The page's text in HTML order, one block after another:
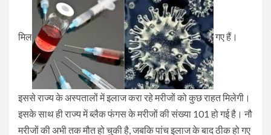
मिल गए हैं।
इससे राज्य के अस्पतालों में इलाज करा रहे मरीजों को कुछ राहत मिलेगी।
इसके साथ ही राज्य में ब्लैक फंगस के मरीजों की संख्या 101 हो गई है। नौ
मरीजों की अभी तक मौत हो चुकी है, जबकि पांच इलाज के बाद ठीक हो गए